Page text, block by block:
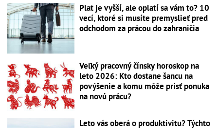
Plat je vyšší, ale oplatí sa vám to? 10
vecí, ktoré si musíte premyslieť pred
odchodom za prácou do zahraničia
Veľký pracovný čínsky horoskop na
leto 2026: Kto dostane šancu na
povýšenie a komu môže prísť ponuka
na novú prácu?
Leto vás oberá o produktivitu? Týchto